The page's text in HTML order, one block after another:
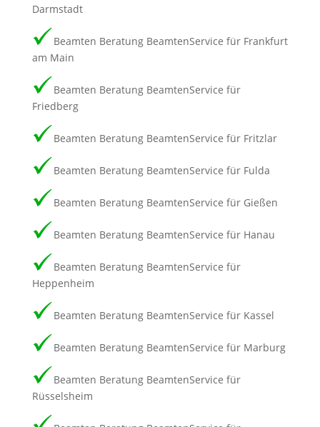
Darmstadt
Beamten Beratung BeamtenService für Frankfurt
am Main
Beamten Beratung BeamtenService für
Friedberg
Beamten Beratung BeamtenService für Fritzlar
Beamten Beratung BeamtenService für Fulda
Beamten Beratung BeamtenService für Gießen
Beamten Beratung BeamtenService für Hanau
Beamten Beratung BeamtenService für
Heppenheim
Beamten Beratung BeamtenService für Kassel
Beamten Beratung BeamtenService für Marburg
Beamten Beratung BeamtenService für
Rüsselsheim